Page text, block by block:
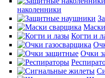
наколенники
Когти и
Очки